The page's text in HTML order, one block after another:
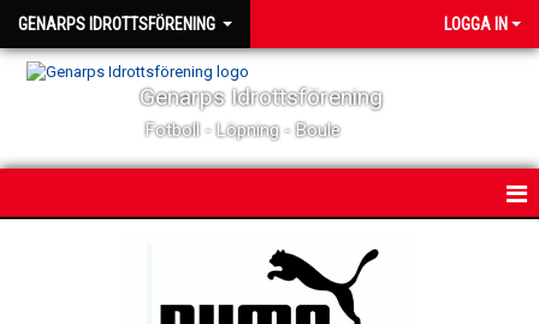
GENARPS IDROTTSFÖRENING LOGGA IN
Genarps Idrottsförening
Fotboll - Löpning - Boule